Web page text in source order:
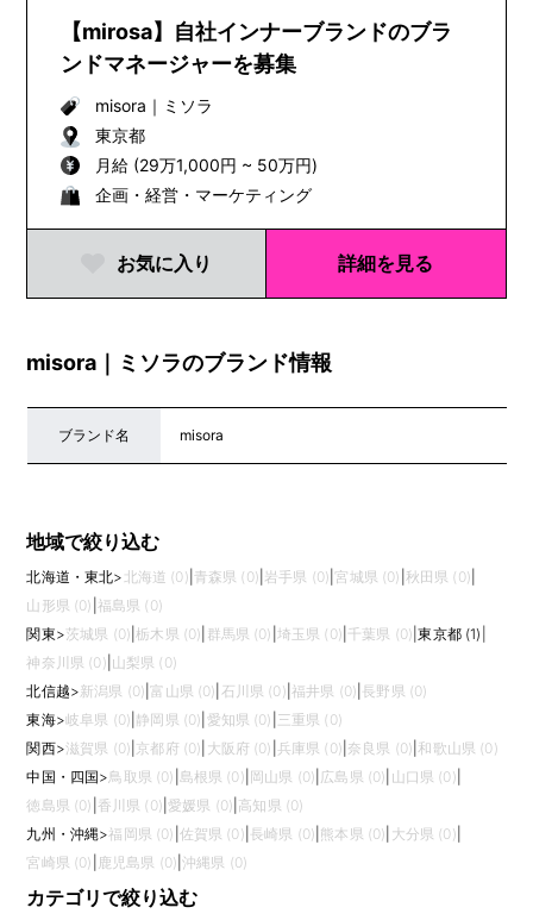
【mirosa】自社インナーブランドのブラ
ンドマネージャーを募集
misora ｜ ミソラ
東京都
月給 (29万1,000円 ~ 50万円)
企画・経営・マーケティング
お気に入り 詳細を見る
misora｜ミソラのブランド情報
ブランド名 misora
地域で絞り込む
北海道・東北>北海道 (0) 青森県 (0) 岩手県 (0) |宮城県 (0) 秋田県 (0)
山形県 (0) 福島県 (0)
関東>茨城県 (0) |栃木県 (0) 群馬県 (0) 埼玉県 (0) 千葉県 (0) |東京都 (1)
神奈川県 (0) 山梨県 (0)
北信越>新潟県 (0) |富山県 (0) 石川県 (0) 福井県 (0) 長野県 (0)
東海>岐阜県 (0) 静岡県 (0) 愛知県 (0) 三重県 (0)
関西>滋賀県 (0) 京都府 (0) 大阪府 (0) 兵庫県 (0) 奈良県 (0) |和歌山県 (0)
中国・四国>鳥取県 (0) 島根県 (0) 岡山県 (0) 広島県 (0) 山口県 (0)
徳島県 (0) 香川県 (0) 愛媛県 (0) 高知県 (0)
九州・沖縄>福岡県 (0) 佐賀県 (0) 長崎県 (0) 熊本県 (0) 大分県 (0)
宮崎県 (0) 鹿児島県 (0) |沖縄県 (0)
カテゴリで絞り込む